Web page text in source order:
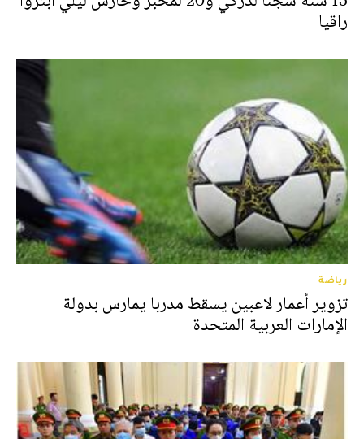
راقيا
رياضة
تزوير أعمار لاعبين يسقط مدربا يمارس بدولة
الإمارات العربية المتحدة